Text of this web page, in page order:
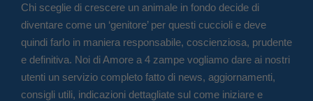
Chi sceglie di crescere un animale in fondo decide di
diventare come un ‘genitore’ per questi cuccioli e deve
quindi farlo in maniera responsabile, coscienziosa, prudente
e definitiva. Noi di Amore a 4 zampe vogliamo dare ai nostri
utenti un servizio completo fatto di news, aggiornamenti,
consigli utili, indicazioni dettagliate sul come iniziare e